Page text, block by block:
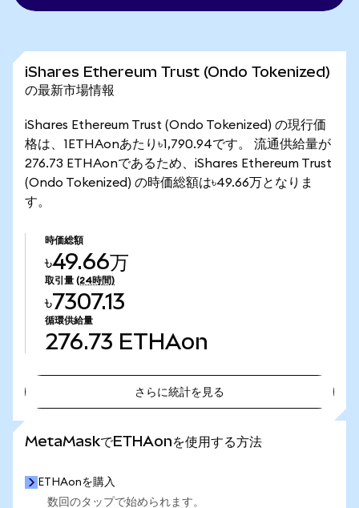
iShares Ethereum Trust (Ondo Tokenized)
の最新市場情報
iShares Ethereum Trust (Ondo Tokenized) の現行価
格は、1ETHAonあたり৳1,790.94です。 流通供給量が
276.73 ETHAonであるため、iShares Ethereum Trust
(Ondo Tokenized) の時価総額は৳49.66万となりま
す。
時価総額
৳49.66万
取引量 (24時間)
৳7307.13
循環供給量
276.73 ETHAon
さらに統計を見る
MetaMaskでETHAonを使用する方法
ETHAonを購入
数回のタップで始められます。